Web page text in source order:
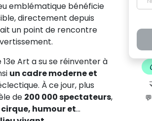
emblématique bénéficie
directement depuis
un point de rencontre
13e Art a su se réinventer à
un cadre moderne et
À ce jour, plus
de 200 000 spectateurs,
humour et